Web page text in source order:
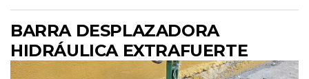
BARRA DESPLAZADORA
HIDRÁULICA EXTRAFUERTE